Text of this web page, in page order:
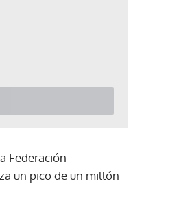
Federación
un pico de un millón